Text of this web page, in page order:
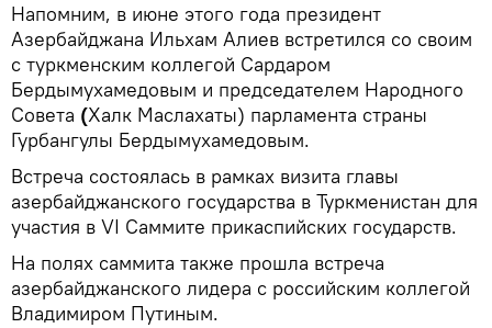
Напомним, в июне этого года президент
Азербайджана Ильхам Алиев встретился со своим
с туркменским коллегой Сардаром
Бердымухамедовым и председателем Народного
Совета (Халк Маслахаты) парламента страны
Гурбангулы Бердымухамедовым.
Встреча состоялась в рамках визита главы
азербайджанского государства в Туркменистан для
участия в VI Саммите прикаспийских государств.
На полях саммита также прошла встреча
азербайджанского лидера с российским коллегой
Владимиром Путиным.